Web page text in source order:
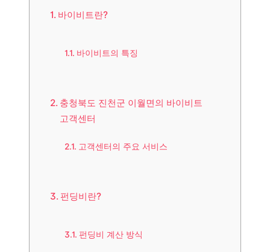
바이비트란?
바이비트의 특징
충청북도 진천군 이월면의 바이비트
고객센터
고객센터의 주요 서비스
펀딩비란?
펀딩비 계산 방식